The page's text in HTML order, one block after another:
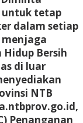
untuk tetap
dalam setiap
Bersih
di luar
NTB
Penanganan